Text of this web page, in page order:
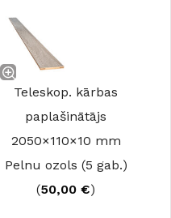
Teleskop. kārbas
paplašinātājs
2050×110×10 mm
Pelnu ozols (5 gab.)
(50,00 €)